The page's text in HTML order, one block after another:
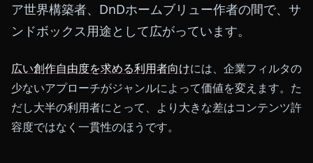
ア世界構築者、DnDホームブリュー作者の間で、サ
ンドボックス用途として広がっています。
広い創作自由度を求める利用者向けには、企業フィルタの
少ないアプローチがジャンルによって価値を変えます。た
だし大半の利用者にとって、より大きな差はコンテンツ許
容度ではなく一貫性のほうです。